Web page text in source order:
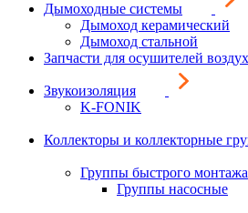
Дымоходные системы
Дымоход керамический
Дымоход стальной
Запчасти для осушителей
Звукоизоляция
K-FONIK
Коллекторы и коллекторные
Группы быстрого монтажа
Группы насосные